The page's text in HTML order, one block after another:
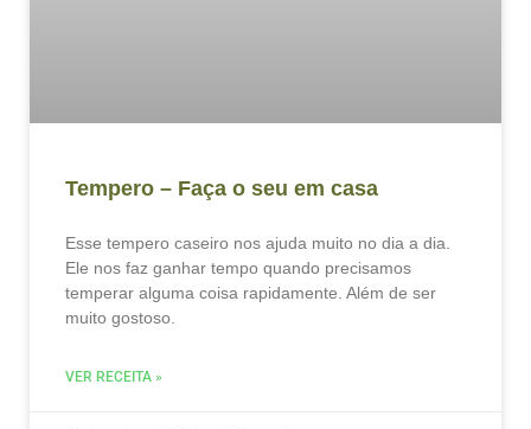
Tempero – Faça o seu em casa
Esse tempero caseiro nos ajuda muito no dia a dia.
Ele nos faz ganhar tempo quando precisamos
temperar alguma coisa rapidamente. Além de ser
muito gostoso.
VER RECEITA »